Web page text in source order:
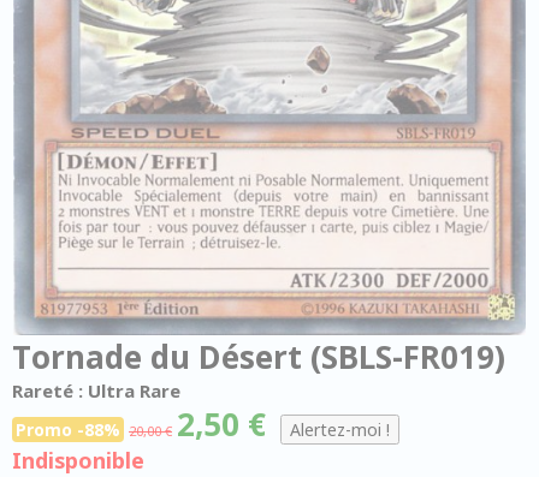
Tornade du Désert (SBLS-FR019)
Rareté : Ultra Rare
Promo -88% 20,00 € 2,50 €
Indisponible